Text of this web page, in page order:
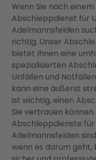
Wenn Sie nach
Abschleppdienst für
Adelmannsfelden
richtig. Unser
bietet Ihnen eine
spezialisierten
Unfällen und
kann eine äußerst
ist wichtig, einen
Sie vertrauen
Abschleppdienste
Adelmannsfelden
wenn es darum geht,